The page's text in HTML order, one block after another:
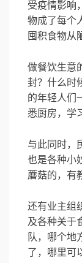
受疫情影响
物成了每个
囤积食物从
做餐饮生意
封？什么时
的年轻人们
悉厨房，学
与此同时，
也是各种小
蘑菇的，有
还有业主组
及各种关于
队，哪个地
了，哪里可